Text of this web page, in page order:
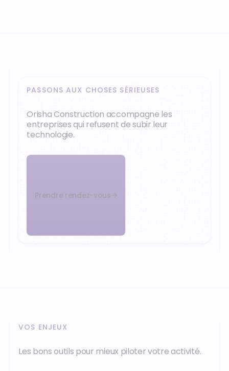
PASSONS AUX CHOSES SÉRIEUSES
Orisha Construction accompagne les
entreprises qui refusent de subir leur
technologie.
Prendre rendez-vous
VOS ENJEUX
Les bons outils pour mieux piloter votre activité.